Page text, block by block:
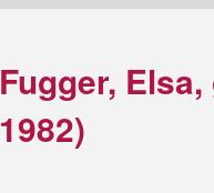
Fugger,
1982)